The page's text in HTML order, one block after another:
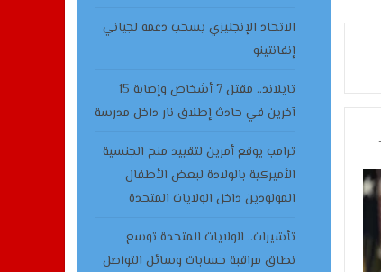
الاتحاد الإنجليزي يسحب دعمه لجياني
إنفانتينو
تايلاند.. مقتل 7 أشخاص وإصابة 15
آخرين في حادث إطلاق نار داخل مدرسة
ترامب يوقع أمرين لتقييد منح الجنسية
الأميركية بالولادة لبعض الأطفال
المولودين داخل الولايات المتحدة
تأشيرات.. الولايات المتحدة توسع
نطاق مراقبة حسابات وسائل التواصل